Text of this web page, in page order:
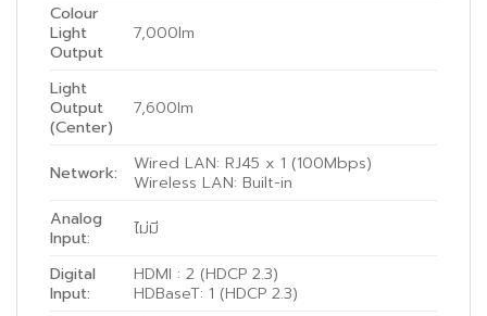
Colour
Light
Output
7,000lm
Light
Output
(Center)
7,600Im
Network:
Wired LAN: RJ45 x 1 (100Mbps)
Wireless LAN: Built-in
Analog
Input:
ไม่มี
Digital
Input:
HDMI : 2 (HDCP 2.3)
HDBaseT: 1 (HDCP 2.3)